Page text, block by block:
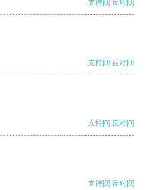
支持[0] 反对[0]
支持[0] 反对[0]
支持[0] 反对[0]
支持[0] 反对[0]